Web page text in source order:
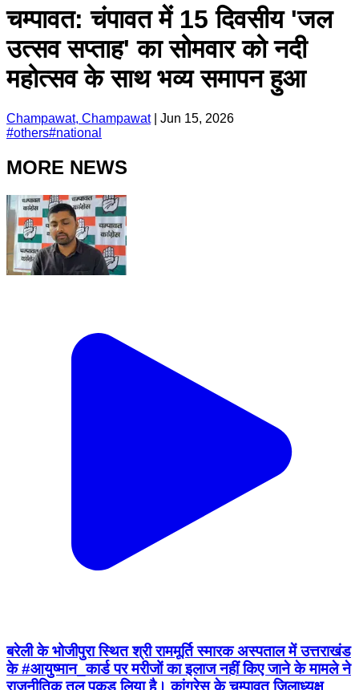
चम्पावत: चंपावत में 15 दिवसीय 'जल
उत्सव सप्ताह' का सोमवार को नदी
महोत्सव के साथ भव्य समापन हुआ
Champawat, Champawat| Jun 15, 2026
#others#national
MORE NEWS
बरेली के भोजीपुरा स्थित श्री राममूर्ति स्मारक अस्पताल में उत्तराखंड
के #आयुष्मान_कार्ड पर मरीजों का इलाज नहीं किए जाने के मामले ने